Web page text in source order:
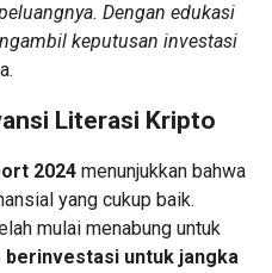
Dengan edukasi
keputusan investasi
Literasi Kripto
2024 menunjukkan bahwa
yang cukup baik.
mulai menabung untuk
berinvestasi untuk jangka